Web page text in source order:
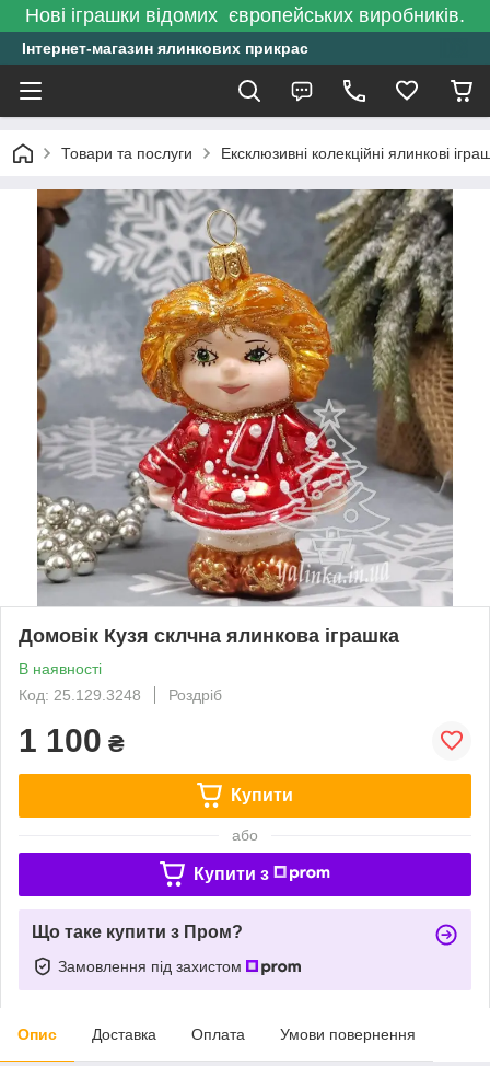
Нові іграшки відомих європейських виробників.
Інтернет-магазин ялинкових прикрас
Товари та послуги Ексклюзивні колекційні ялинкові
Домовік Кузя склчна ялинкова іграшка
В наявності
Код: 25.129.3248
Роздріб
1 100 ₴
Купити
або
Купити з
Що таке купити з Пром?
Замовлення під захистом
Опис Доставка Оплата Умови повернення